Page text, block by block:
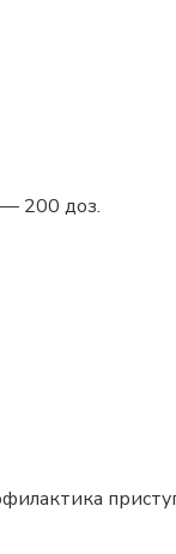
— 200 доз.